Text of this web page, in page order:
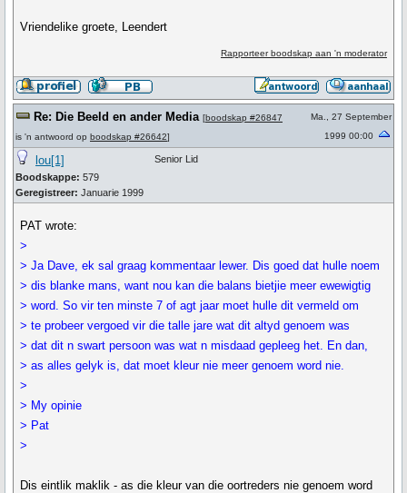
Vriendelike groete, Leendert
Rapporteer boodskap aan 'n moderator
Re: Die Beeld en ander Media [boodskap #26847
is 'n antwoord op boodskap #26642]
Ma., 27 September
1999 00:00
lou[1]
Boodskappe: 579
Geregistreer: Januarie 1999
Senior Lid
PAT wrote:
>
> Ja Dave, ek sal graag kommentaar lewer. Dis goed dat hulle noem
> dis blanke mans, want nou kan die balans bietjie meer ewewigtig
> word. So vir ten minste 7 of agt jaar moet hulle dit vermeld om
> te probeer vergoed vir die talle jare wat dit altyd genoem was
> dat dit n swart persoon was wat n misdaad gepleeg het. En dan,
> as alles gelyk is, dat moet kleur nie meer genoem word nie.
>
> My opinie
> Pat
>
Dis eintlik maklik - as die kleur van die oortreders nie genoem word